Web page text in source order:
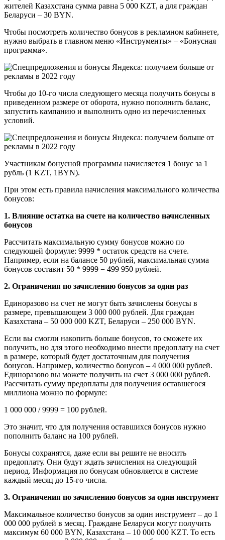
жителей Казахстана сумма равна 5 000 KZT, а для граждан
Беларуси – 30 BYN.
Чтобы посмотреть количество бонусов в рекламном кабинете,
нужно выбрать в главном меню «Инструменты» – «Бонусная
программа».
Чтобы до 10-го числа следующего месяца получить бонусы в
приведенном размере от оборота, нужно пополнить баланс,
запустить кампанию и выполнить одно из перечисленных
условий.
Участникам бонусной программы начисляется 1 бонус за 1
рубль (1 KZT, 1BYN).
При этом есть правила начисления максимального количества
бонусов:
1. Влияние остатка на счете на количество начисленных
бонусов
Рассчитать максимальную сумму бонусов можно по
следующей формуле: 9999 * остаток средств на счете.
Например, если на балансе 50 рублей, максимальная сумма
бонусов составит 50 * 9999 = 499 950 рублей.
2. Ограничения по зачислению бонусов за один раз
Единоразово на счет не могут быть зачислены бонусы в
размере, превышающем 3 000 000 рублей. Для граждан
Казахстана – 50 000 000 KZT, Беларуси – 250 000 BYN.
Если вы смогли накопить больше бонусов, то сможете их
получить, но для этого необходимо внести предоплату на счет
в размере, который будет достаточным для получения
бонусов. Например, количество бонусов – 4 000 000 рублей.
Единоразово вы можете получить на счет 3 000 000 рублей.
Рассчитать сумму предоплаты для получения оставшегося
миллиона можно по формуле:
1 000 000 / 9999 = 100 рублей.
Это значит, что для получения оставшихся бонусов нужно
пополнить баланс на 100 рублей.
Бонусы сохранятся, даже если вы решите не вносить
предоплату. Они будут ждать зачисления на следующий
период. Информация по бонусам обновляется в системе
каждый месяц до 15-го числа.
3. Ограничения по зачислению бонусов за один инструмент
Максимальное количество бонусов за один инструмент – до 1
000 000 рублей в месяц. Граждане Беларуси могут получить
максимум 60 000 BYN, Казахстана – 10 000 000 KZT. То есть